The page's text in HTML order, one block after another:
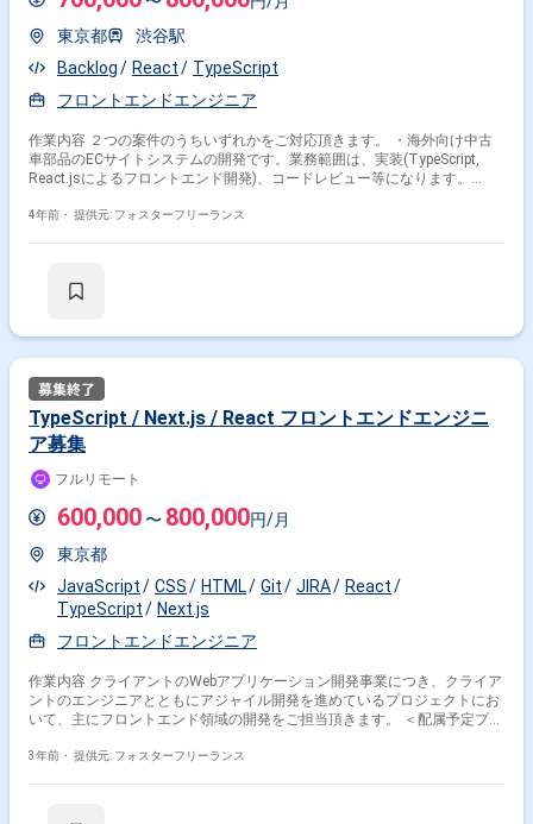
東京都
渋谷駅
Backlog
React
TypeScript
フロントエンドエンジニア
作業内容 ２つの案件のうちいずれかをご対応頂きます。 ・海外向け中古
車部品のECサイトシステムの開発です。業務範囲は、実装(TypeScript,
React.jsによるフロントエンド開発)、コードレビュー等になります。
いただく方2名を募集します。 ・小売店向けAI活用アプリの開発です。業
を苦にしない方がマッチします。 会議については、週初に社内全体の朝
4年前・ 提供元: フォスターフリーランス
TypeScript / Next.js / React フロントエンドエンジニ
ア募集
フルリモート
600,000 〜 800,000円/月
東京都
JavaScript
CSS HTML Git JIRA
React
TypeScript
Next.js
フロントエンドエンジニア
作業内容 クライアントのWebアプリケーション開発事業につき、クライア
ントのエンジニアとともにアジャイル開発を進めているプロジェクトにお
いて、主にフロントエンド領域の開発をご担当頂きます。 ＜配属予定プロ
イト開発プロジェクト 開発体制：アジャイル開発 ＜開発環境＞ 使用言
3年前・ 提供元: フォスターフリーランス